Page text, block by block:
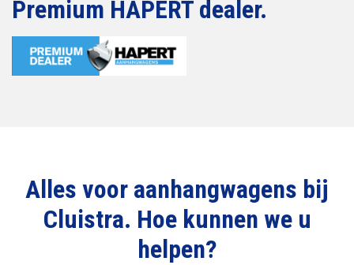
Premium HAPERT dealer.
Alles voor aanhangwagens bij
Cluistra. Hoe kunnen we u
helpen?